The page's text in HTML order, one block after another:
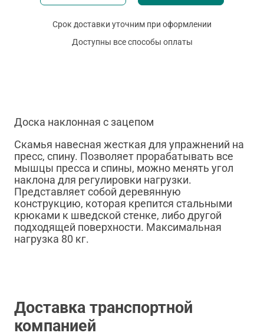
Срок доставки уточним при оформлении
Доступны все способы оплаты
Доска наклонная с зацепом
Скамья навесная жесткая для упражнений на
пресс, спину. Позволяет прорабатывать все
мышцы пресса и спины, можно менять угол
наклона для регулировки нагрузки.
Представляет собой деревянную
конструкцию, которая крепится стальными
крюками к шведской стенке, либо другой
подходящей поверхности. Максимальная
нагрузка 80 кг.
Доставка транспортной
компанией